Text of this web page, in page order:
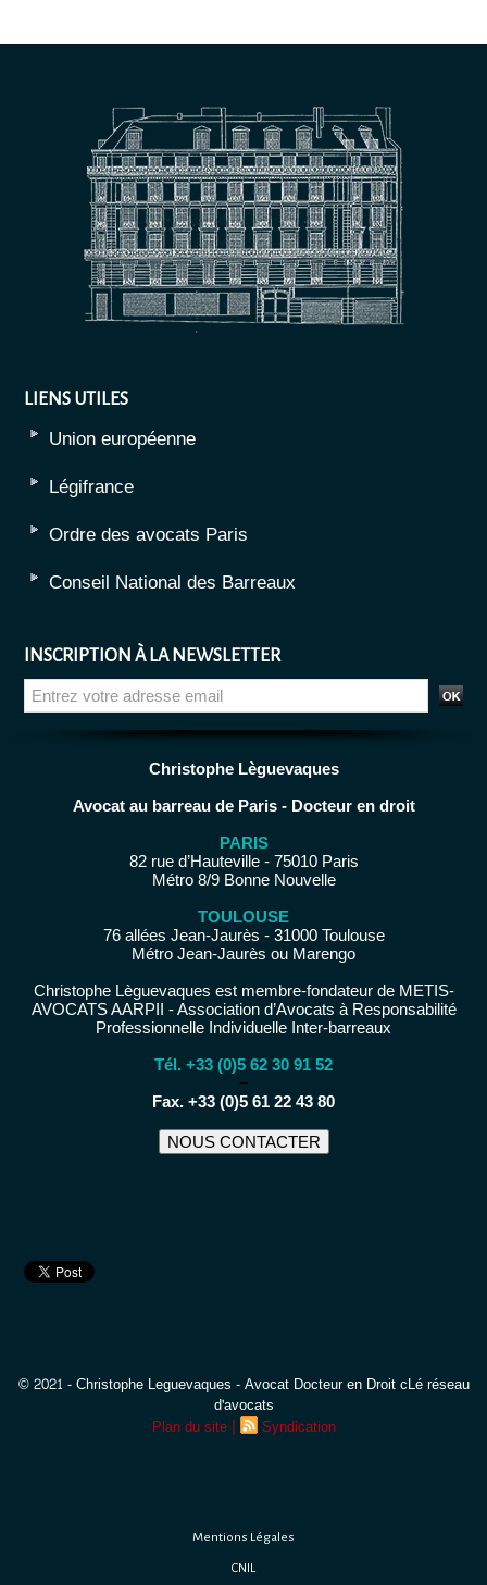
LIENS UTILES
Union européenne
Légifrance
Ordre des avocats Paris
Conseil National des Barreaux
INSCRIPTION À LA NEWSLETTER
Christophe Lèguevaques
Avocat au barreau de Paris - Docteur en droit
PARIS
82 rue d’Hauteville - 75010 Paris
Métro 8/9 Bonne Nouvelle
TOULOUSE
76 allées Jean-Jaurès - 31000 Toulouse
Métro Jean-Jaurès ou Marengo
Christophe Lèguevaques est membre-fondateur de METIS-
AVOCATS AARPII - Association d’Avocats à Responsabilité
Professionnelle Individuelle Inter-barreaux
Tél. +33 (0)5 62 30 91 52
−
Fax. +33 (0)5 61 22 43 80
NOUS CONTACTER
© 2021 - Christophe Leguevaques - Avocat Docteur en Droit cLé réseau
d'avocats
Plan du site | Syndication
Mentions Légales
CNIL